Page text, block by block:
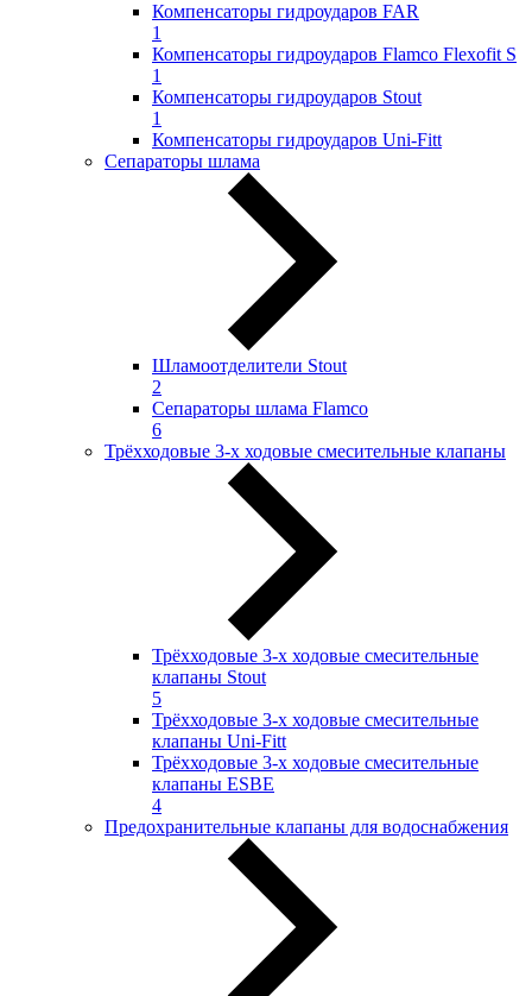
Компенсаторы гидроударов FAR
1
Компенсаторы гидроударов Flamco Flexofit S
1
Компенсаторы гидроударов Stout
1
Компенсаторы гидроударов Uni-Fitt
Сепараторы шлама
Шламоотделители Stout
2
Сепараторы шлама Flamco
6
Трёхходовые 3-х ходовые смесительные клапаны
Трёхходовые 3-х ходовые смесительные
клапаны Stout
5
Трёхходовые 3-х ходовые смесительные
клапаны Uni-Fitt
Трёхходовые 3-х ходовые смесительные
клапаны ESBE
4
Предохранительные клапаны для водоснабжения